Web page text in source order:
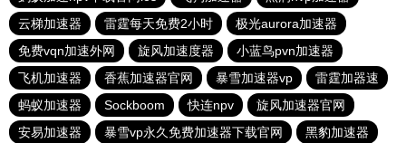
云梯加速器
雷霆每天免费2小时
极光aurora加速器
免费vqn加速外网
旋风加速度器
小蓝鸟pvn加速器
飞机加速器
香蕉加速器官网 暴雪加速器vp
雷霆加器速
蚂蚁加速器
Sockboom 快连npv
旋风加速器官网
安易加速器
暴雪vp永久免费加速器下载官网 黑豹加速器